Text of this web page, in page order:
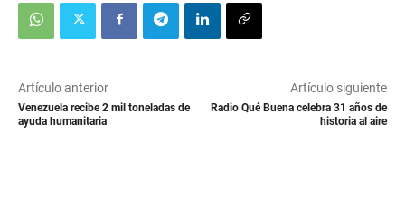
Artículo anterior
Venezuela recibe 2 mil toneladas de
ayuda humanitaria
Artículo siguiente
Radio Qué Buena celebra 31 años de
historia al aire